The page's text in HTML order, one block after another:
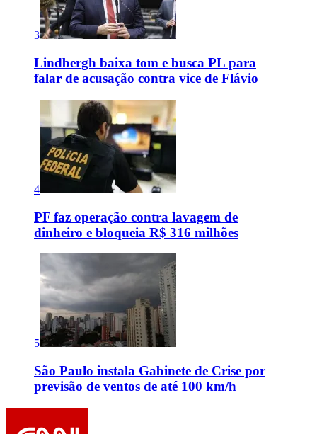
3
Lindbergh baixa tom e busca PL para
falar de acusação contra vice de Flávio
4
PF faz operação contra lavagem de
dinheiro e bloqueia R$ 316 milhões
5
São Paulo instala Gabinete de Crise por
previsão de ventos de até 100 km/h